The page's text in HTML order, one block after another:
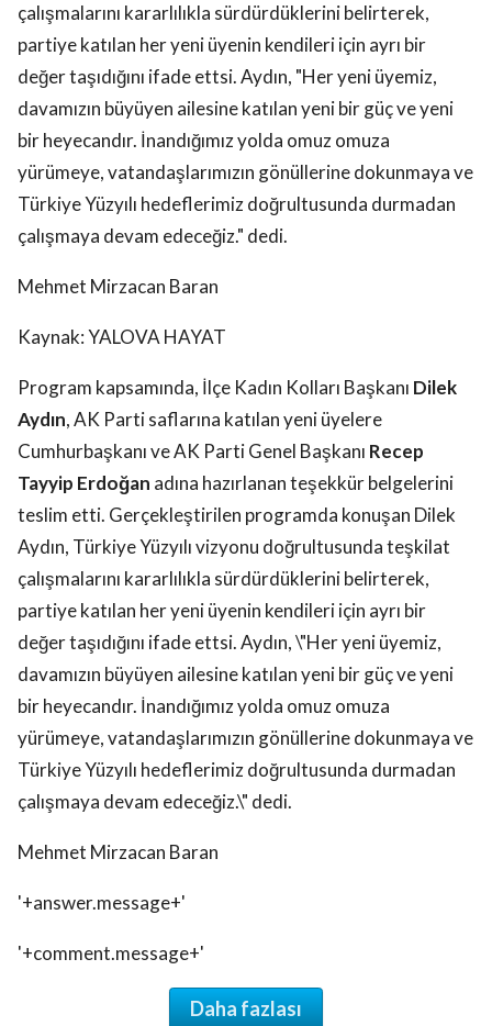
çalışmalarını kararlılıkla sürdürdüklerini belirterek,
partiye katılan her yeni üyenin kendileri için ayrı bir
değer taşıdığını ifade ettsi. Aydın, "Her yeni üyemiz,
davamızın büyüyen ailesine katılan yeni bir güç ve yeni
bir heyecandır. İnandığımız yolda omuz omuza
yürümeye, vatandaşlarımızın gönüllerine dokunmaya ve
Türkiye Yüzyılı hedeflerimiz doğrultusunda durmadan
çalışmaya devam edeceğiz." dedi.
Mehmet Mirzacan Baran
Kaynak: YALOVA HAYAT
Program kapsamında, İlçe Kadın Kolları Başkanı Dilek
Aydın, AK Parti saflarına katılan yeni üyelere
Cumhurbaşkanı ve AK Parti Genel Başkanı Recep
Tayyip Erdoğan adına hazırlanan teşekkür belgelerini
teslim etti. Gerçekleştirilen programda konuşan Dilek
Aydın, Türkiye Yüzyılı vizyonu doğrultusunda teşkilat
çalışmalarını kararlılıkla sürdürdüklerini belirterek,
partiye katılan her yeni üyenin kendileri için ayrı bir
değer taşıdığını ifade ettsi. Aydın, \"Her yeni üyemiz,
davamızın büyüyen ailesine katılan yeni bir güç ve yeni
bir heyecandır. İnandığımız yolda omuz omuza
yürümeye, vatandaşlarımızın gönüllerine dokunmaya ve
Türkiye Yüzyılı hedeflerimiz doğrultusunda durmadan
çalışmaya devam edeceğiz.\" dedi.
Mehmet Mirzacan Baran
'+answer.message+'
'+comment.message+'
Daha fazlası